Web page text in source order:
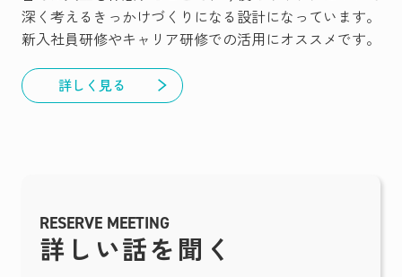
深く考えるきっかけづくりになる設計になっています。
新入社員研修やキャリア研修での活用にオススメです。
詳しく見る
RESERVE MEETING
詳しい話を聞く